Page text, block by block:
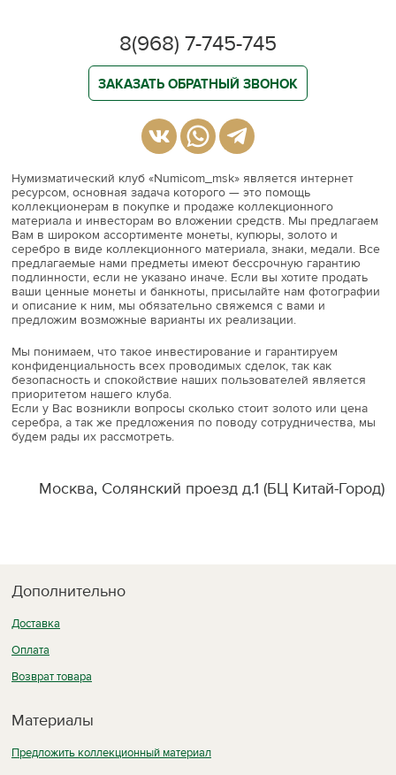
8(968) 7-745-745
ЗАКАЗАТЬ ОБРАТНЫЙ ЗВОНОК
Нумизматический клуб «Numicom_msk» является интернет
ресурсом, основная задача которого — это помощь
коллекционерам в покупке и продаже коллекционного
материала и инвесторам во вложении средств. Мы предлагаем
Вам в широком ассортименте монеты, купюры, золото и
серебро в виде коллекционного материала, знаки, медали. Все
предлагаемые нами предметы имеют бессрочную гарантию
подлинности, если не указано иначе. Если вы хотите продать
ваши ценные монеты и банкноты, присылайте нам фотографии
и описание к ним, мы обязательно свяжемся с вами и
предложим возможные варианты их реализации.
Мы понимаем, что такое инвестирование и гарантируем
конфиденциальность всех проводимых сделок, так как
безопасность и спокойствие наших пользователей является
приоритетом нашего клуба.
Если у Вас возникли вопросы сколько стоит золото или цена
серебра, а так же предложения по поводу сотрудничества, мы
будем рады их рассмотреть.
Москва, Солянский проезд д.1 (БЦ Китай-Город)
Дополнительно
Доставка
Оплата
Возврат товара
Материалы
Предложить коллекционный материал